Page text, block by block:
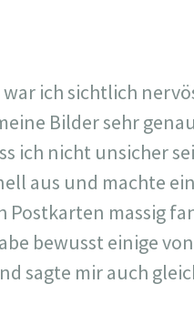
ich sichtlich
Bilder sehr
ich nicht unsicher
aus und machte
massig
bewusst einige
sagte mir auch